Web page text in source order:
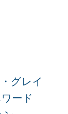
グレイ
ード